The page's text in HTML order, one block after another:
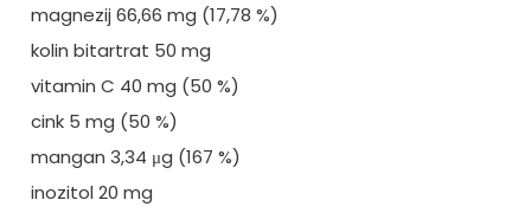
magnezij 66,66 mg (17,78 %)
kolin bitartrat 50 mg
vitamin C 40 mg (50 %)
cink 5 mg (50 %)
mangan 3,34 μg (167 %)
inozitol 20 mg